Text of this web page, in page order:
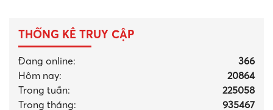
THỐNG KÊ TRUY CẬP
Đang online:
366
Hôm nay:
20864
Trong tuần:
225058
Trong tháng:
935467